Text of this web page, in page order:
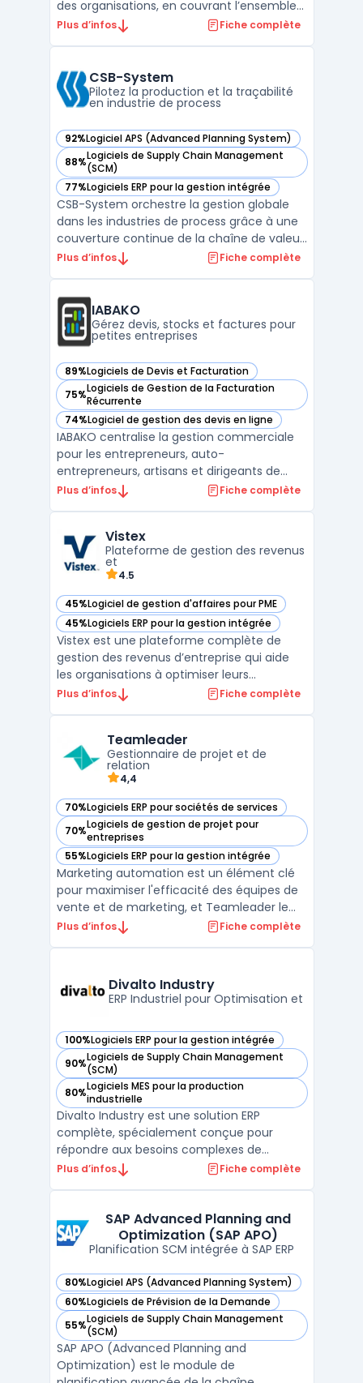
des organisations, en couvrant l’ensemble
du cycle métier via une plateforme unique.
des processus de Service and Asset
Management, ...
Plus d’infos Fiche complète
CSB-System
Pilotez la production et la traçabilité
en industrie de process
92%Logiciel APS (Advanced Planning System)
— voir CSB-System dans cette catégorie
88%Logiciels de Supply Chain Management
(SCM)
— voir CSB-System dans cette catégorie
77%Logiciels ERP pour la gestion intégrée
— voir CSB-System dans cette catégorie
CSB-System orchestre la gestion globale
dans les industries de process grâce à une
couverture continue de la chaîne de valeur,
du producteur au consommateur. Ce
pharmacie, la cosmétique et le commerce
intègre nati ...
Plus d’infos Fiche complète
IABAKO
Gérez devis, stocks et factures pour
petites entreprises
89%Logiciels de Devis et Facturation
— voir IABAKO dans cette catégorie
75%Logiciels de Gestion de la Facturation
Récurrente
— voir IABAKO dans cette catégorie
74%Logiciel de gestion des devis en ligne
— voir IABAKO dans cette catégorie
IABAKO centralise la gestion commerciale
pour les entrepreneurs, auto-
entrepreneurs, artisans et dirigeants de
petites entreprises. Ce logiciel propose une
électronique, le suivi des achats et la
gestion des stocks. ...
Plus d’infos Fiche complète
Vistex
Plateforme de gestion des revenus
et
4.5
45%Logiciel de gestion d'affaires pour PME
— voir Vistex dans cette catégorie
45%Logiciels ERP pour la gestion intégrée
— voir Vistex dans cette catégorie
Vistex est une plateforme complète de
gestion des revenus d’entreprise qui aide
les organisations à optimiser leurs
stratégies de tarification, de promotions, et
complexes, elle permet de gérer
efficacement les droits, rede ...
Plus d’infos Fiche complète
Teamleader
Gestionnaire de projet et de
relation
4,4
70%Logiciels ERP pour sociétés de services
— voir Teamleader dans cette catégorie
70%Logiciels de gestion de projet pour
entreprises
— voir Teamleader dans cette catégorie
55%Logiciels ERP pour la gestion intégrée
— voir Teamleader dans cette catégorie
Marketing automation est un élément clé
pour maximiser l'efficacité des équipes de
vente et de marketing, et Teamleader le
facilite grandement. Avec cet outil en ligne,
gérer vos projets, automatiser vos tâches
ad ...
Plus d’infos Fiche complète
Divalto Industry
ERP Industriel pour Optimisation et
100%Logiciels ERP pour la gestion intégrée
— voir Divalto Industry dans cette catégorie
90%Logiciels de Supply Chain Management
(SCM)
— voir Divalto Industry dans cette catégorie
80%Logiciels MES pour la production
industrielle
— voir Divalto Industry dans cette catégorie
Divalto Industry est une solution ERP
complète, spécialement conçue pour
répondre aux besoins complexes de
l'industrie. Elle intègre une gestion avancée
et une surveillance efficace de la
production. Cette solution assure une ...
Plus d’infos Fiche complète
SAP Advanced Planning and
Optimization (SAP APO)
Planification SCM intégrée à SAP ERP
80%Logiciel APS (Advanced Planning System)
— voir SAP Advanced Planning and Optimization (SAP
60%Logiciels de Prévision de la Demande
— voir SAP Advanced Planning and Optimization (SAP
55%Logiciels de Supply Chain Management
(SCM)
— voir SAP Advanced Planning and Optimization (SAP
SAP APO (Advanced Planning and
Optimization) est le module de